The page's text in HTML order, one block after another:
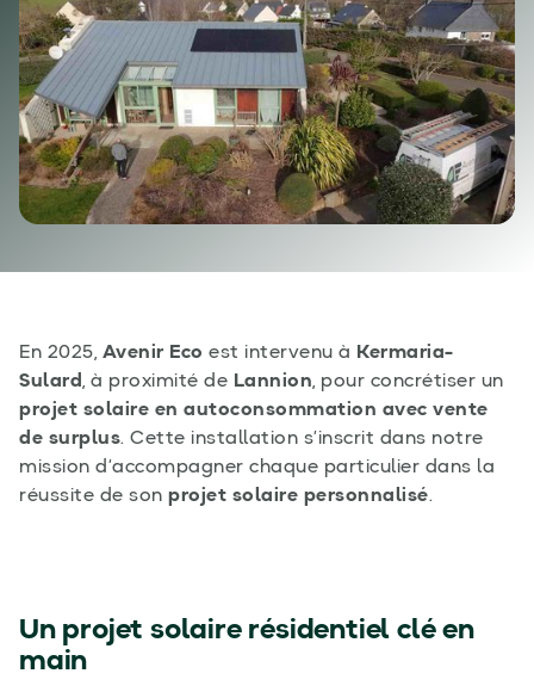
En 2025, Avenir Eco est intervenu à Kermaria-
Sulard, à proximité de Lannion, pour concrétiser un
projet solaire en autoconsommation avec vente
de surplus. Cette installation s’inscrit dans notre
mission d’accompagner chaque particulier dans la
réussite de son projet solaire personnalisé.
Un projet solaire résidentiel clé en
main